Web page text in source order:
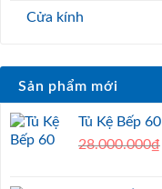
Cửa kính
Sản phẩm mới
Tủ Kệ Bếp 60
28.000.000₫